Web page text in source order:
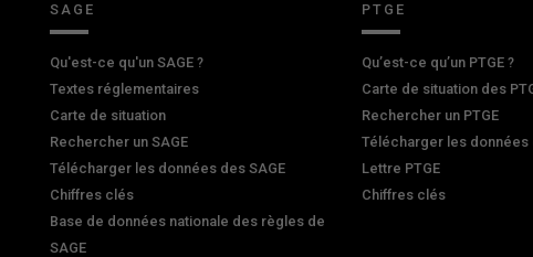
SAGE
Qu'est-ce qu'un SAGE ?
Textes réglementaires
Carte de situation
Rechercher un SAGE
Télécharger les données des SAGE
Chiffres clés
Base de données nationale des règles de
SAGE
PTGE
Qu’est-ce qu’un PTGE ?
Carte de situation des
Rechercher un PTGE
Télécharger les données
Lettre PTGE
Chiffres clés